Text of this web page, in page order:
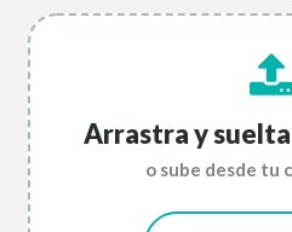
Arrastra y
o sube desde tu